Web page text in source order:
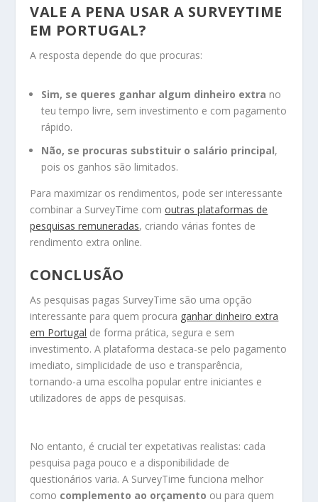
VALE A PENA USAR A SURVEYTIME
EM PORTUGAL?
A resposta depende do que procuras:
Sim, se queres ganhar algum dinheiro extra no
teu tempo livre, sem investimento e com pagamento
rápido.
Não, se procuras substituir o salário principal,
pois os ganhos são limitados.
Para maximizar os rendimentos, pode ser interessante
combinar a SurveyTime comoutras plataformas de
pesquisas remuneradas, criando várias fontes de
rendimento extra online.
CONCLUSÃO
As pesquisas pagas SurveyTime são uma opção
interessante para quem procura ganhar dinheiro extra
em Portugal de forma prática, segura e sem
investimento. A plataforma destaca-se pelo pagamento
imediato, simplicidade de uso e transparência,
tornando-a uma escolha popular entre iniciantes e
utilizadores de apps de pesquisas.
No entanto, é crucial ter expetativas realistas: cada
pesquisa paga pouco e a disponibilidade de
questionários varia. A SurveyTime funciona melhor
como complemento ao orçamento ou para quem